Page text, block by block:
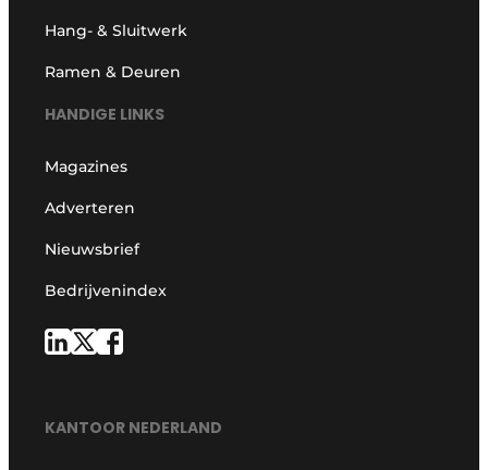
Hang- & Sluitwerk
Ramen & Deuren
HANDIGE LINKS
Magazines
Adverteren
Nieuwsbrief
Bedrijvenindex
KANTOOR NEDERLAND